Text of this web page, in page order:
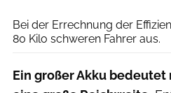
Bei der Errechnung der
80 Kilo schweren Fahrer aus.
Ein großer Akku